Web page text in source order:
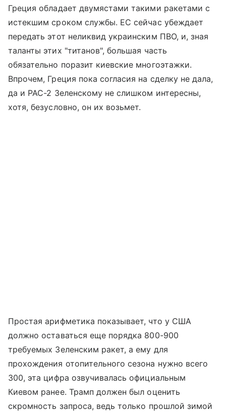
Греция обладает двумястами такими ракетами с
истекшим сроком службы. ЕС сейчас убеждает
передать этот неликвид украинским ПВО, и, зная
таланты этих "титанов", большая часть
обязательно поразит киевские многоэтажки.
Впрочем, Греция пока согласия на сделку не дала,
да и PAC-2 Зеленскому не слишком интересны,
хотя, безусловно, он их возьмет.
Простая арифметика показывает, что у США
должно оставаться еще порядка 800-900
требуемых Зеленским ракет, а ему для
прохождения отопительного сезона нужно всего
300, эта цифра озвучивалась официальным
Киевом ранее. Трамп должен был оценить
скромность запроса, ведь только прошлой зимой